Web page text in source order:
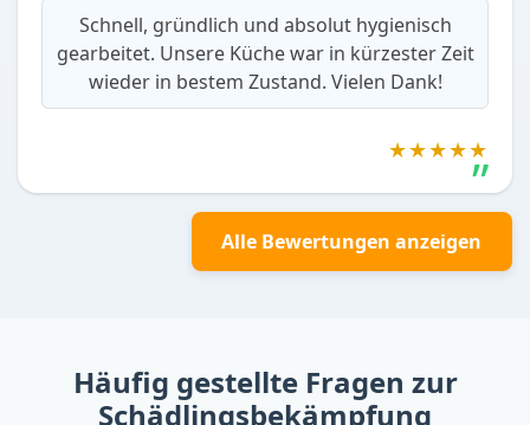
Schnell, gründlich und absolut hygienisch
gearbeitet. Unsere Küche war in kürzester Zeit
wieder in bestem Zustand. Vielen Dank!
★★★★★
Alle Bewertungen anzeigen
Häufig gestellte Fragen zur
Schädlingsbekämpfung